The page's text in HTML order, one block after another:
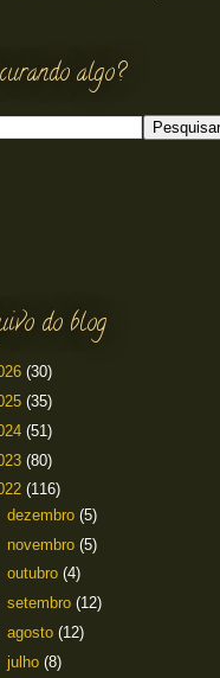
algo?
do blog
(30)
(35)
(51)
(80)
(116)
dezembro (5)
novembro (5)
outubro (4)
setembro (12)
agosto (12)
julho (8)